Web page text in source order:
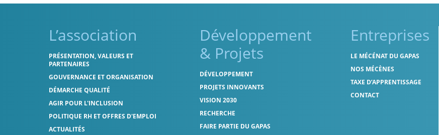
L’association
PRÉSENTATION, VALEURS ET
PARTENAIRES
GOUVERNANCE ET ORGANISATION
DÉMARCHE QUALITÉ
AGIR POUR L'INCLUSION
POLITIQUE RH ET OFFRES D'EMPLOI
ACTUALITÉS
Développement
& Projets
DÉVELOPPEMENT
PROJETS INNOVANTS
VISION 2030
RECHERCHE
FAIRE PARTIE DU GAPAS
Entreprises
LE MÉCÉNAT DU GAPAS
NOS MÉCÈNES
TAXE D’APPRENTISSAGE
CONTACT